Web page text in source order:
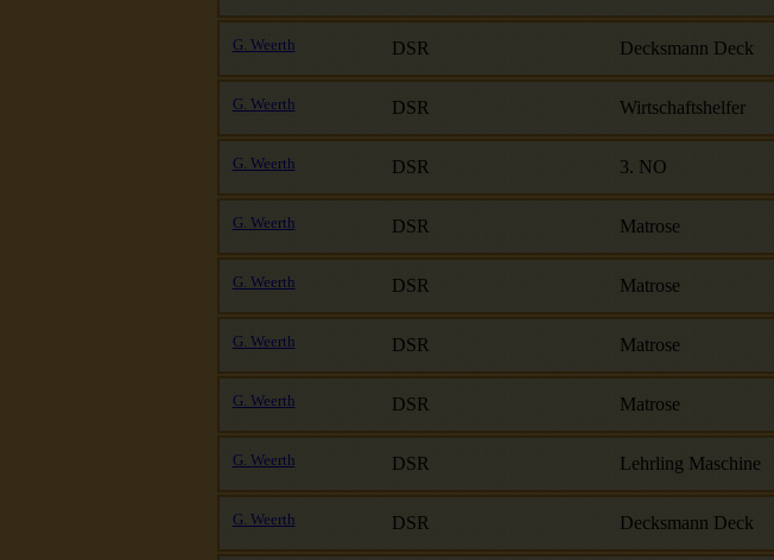
G. Weerth DSR Decksmann Deck
G. Weerth DSR Wirtschaftshelfer
G. Weerth DSR 3. NO
G. Weerth DSR Matrose
G. Weerth DSR Matrose
G. Weerth DSR Matrose
G. Weerth DSR Matrose
G. Weerth DSR Lehrling Maschine
G. Weerth DSR Decksmann Deck